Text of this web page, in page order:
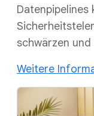
Datenpipelines
schwärzen
Weitere